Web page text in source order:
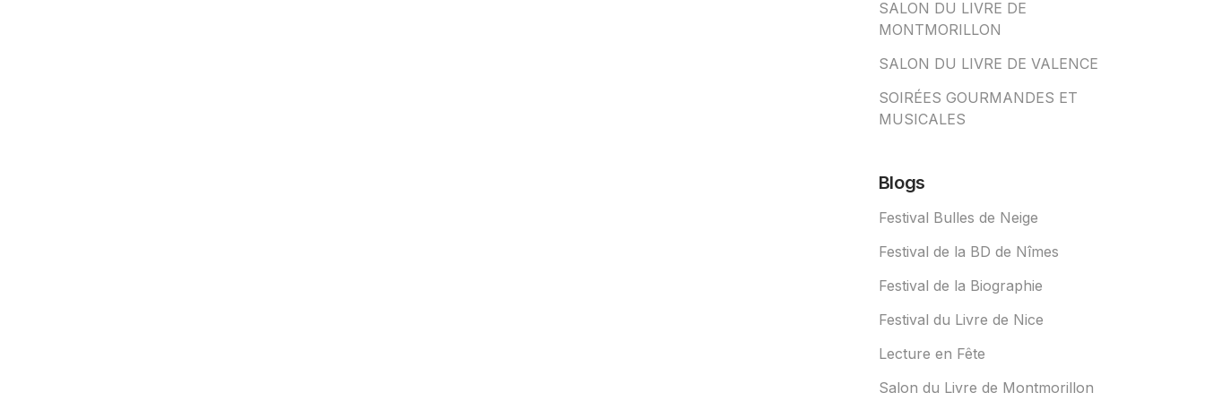
SALON DU LIVRE DE
MONTMORILLON
SALON DU LIVRE DE VALENCE
SOIRÉES GOURMANDES ET
MUSICALES
Blogs
Festival Bulles de Neige
Festival de la BD de Nîmes
Festival de la Biographie
Festival du Livre de Nice
Lecture en Fête
Salon du Livre de Montmorillon